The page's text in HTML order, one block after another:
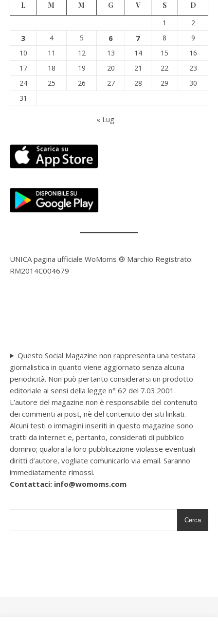
L M M G V S
D
1
2
3 4 5 6 7 8
9
10
11 12 13 14 15
16
17
18 19 20 21 22
23
24
25 26 27 28 29
30
31
« Lug
UNICA pagina ufficiale WoMoms ® Marchio Registrato:
RM2014C004679
Questo Social Magazine non rappresenta una testata
giornalistica in quanto viene aggiornato senza alcuna
periodicità. Non può pertanto considerarsi un prodotto
editoriale ai sensi della legge n° 62 del 7.03.2001.
L’autore del magazine non è responsabile del contenuto
dei commenti ai post, nè del contenuto dei siti linkati.
Alcuni testi o immagini inseriti in questo magazine sono
tratti da internet e, pertanto, considerati di pubblico
dominio; qualora la loro pubblicazione violasse eventuali
diritti d’autore, vogliate comunicarlo via email. Saranno
immediatamente rimossi.
Contattaci: info@womoms.com
Cerca